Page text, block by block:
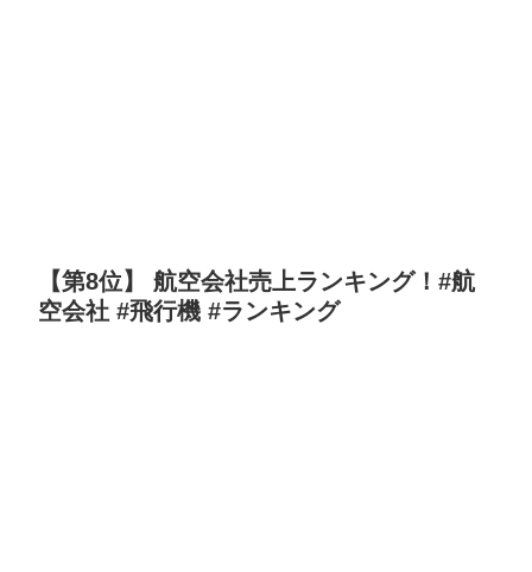
【第8位】 航空会社売上ランキング！#航
空会社 #飛行機 #ランキング